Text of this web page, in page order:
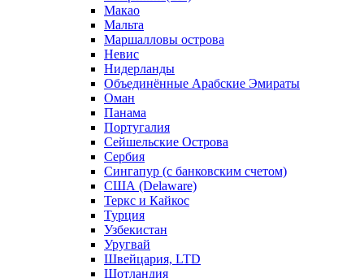
Макао
Мальта
Маршалловы острова
Нeвис
Нидерланды
Объединённые Арабские Эмираты
Оман
Панама
Португалия
Сейшельские Острова
Сербия
Сингапур (c банковским счетом)
США (Delaware)
Теркс и Кайкос
Турция
Узбекистан
Уругвай
Швейцария, LTD
Шотландия